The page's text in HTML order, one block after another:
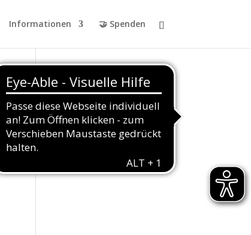
Informationen 🤝 Spenden